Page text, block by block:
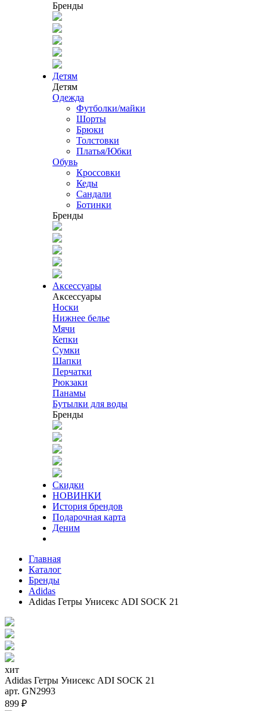
Бренды
Детям
Детям
Одежда
Футболки/майки
Шорты
Брюки
Толстовки
Платья/Юбки
Обувь
Кроссовки
Кеды
Сандали
Ботинки
Бренды
Аксессуары
Аксессуары
Носки
Нижнее белье
Мячи
Кепки
Сумки
Шапки
Перчатки
Рюкзаки
Панамы
Бутылки для воды
Бренды
Скидки
НОВИНКИ
История брендов
Подарочная карта
Деним
Главная
Каталог
Бренды
Adidas
Adidas Гетры Унисекс ADI SOCK 21
хит
Adidas Гетры Унисекс ADI SOCK 21
арт. GN2993
899 ₽